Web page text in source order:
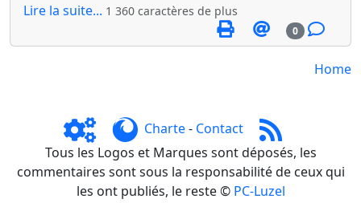
Lire la suite... 1 360 caractères de plus
0
Home
Charte- Contact
Tous les Logos et Marques sont déposés, les
commentaires sont sous la responsabilité de ceux qui
les ont publiés, le reste © PC-Luzel